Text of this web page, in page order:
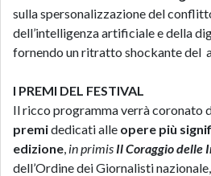
sulla spersonalizzazione del
dell’intelligenza artificiale e della
fornendo un ritratto shockante del
I PREMI DEL FESTIVAL
Il ricco programma verrà coronato
premidedicati alle opere più
edizione, in primis Il Coraggio delle
dell’Ordine dei Giornalisti